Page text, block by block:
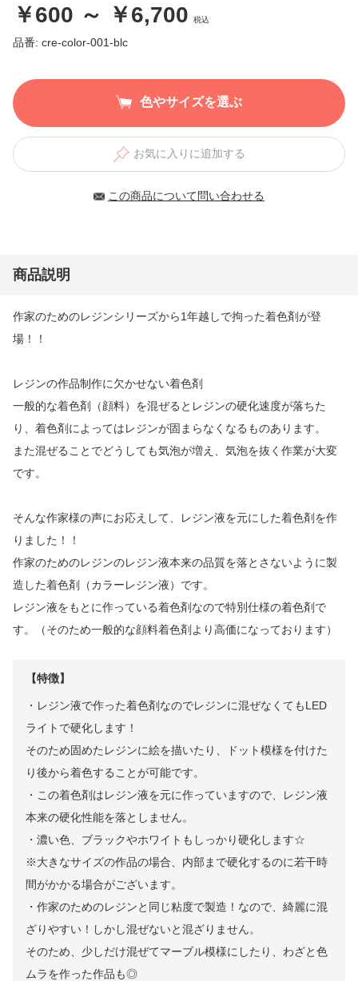
￥600 ～ ￥6,700 税込
品番: cre-color-001-blc
色やサイズを選ぶ
お気に入りに追加する
この商品について問い合わせる
商品説明
作家のためのレジンシリーズから1年越しで拘った着色剤が登
場！！
レジンの作品制作に欠かせない着色剤
一般的な着色剤（顔料）を混ぜるとレジンの硬化速度が落ちた
り、着色剤によってはレジンが固まらなくなるものあります。
また混ぜることでどうしても気泡が増え、気泡を抜く作業が大変
です。
そんな作家様の声にお応えして、レジン液を元にした着色剤を作
りました！！
作家のためのレジンのレジン液本来の品質を落とさないように製
造した着色剤（カラーレジン液）です。
レジン液をもとに作っている着色剤なので特別仕様の着色剤で
す。（そのため一般的な顔料着色剤より高価になっております）
【特徴】
・レジン液で作った着色剤なのでレジンに混ぜなくてもLED
ライトで硬化します！
そのため固めたレジンに絵を描いたり、ドット模様を付けた
り後から着色することが可能です。
・この着色剤はレジン液を元に作っていますので、レジン液
本来の硬化性能を落としません。
・濃い色、ブラックやホワイトもしっかり硬化します☆
※大きなサイズの作品の場合、内部まで硬化するのに若干時
間がかかる場合がございます。
・作家のためのレジンと同じ粘度で製造！なので、綺麗に混
ざりやすい！しかし混ぜないと混ざりません。
そのため、少しだけ混ぜてマーブル模様にしたり、わざと色
ムラを作った作品も◎